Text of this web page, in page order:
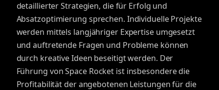
detaillierter Strategien, die für Erfolg und
Absatzoptimierung sprechen. Individuelle Projekte
werden mittels langjähriger Expertise umgesetzt
und auftretende Fragen und Probleme können
durch kreative Ideen beseitigt werden. Der
Führung von Space Rocket ist insbesondere die
Profitabilität der angebotenen Leistungen für die